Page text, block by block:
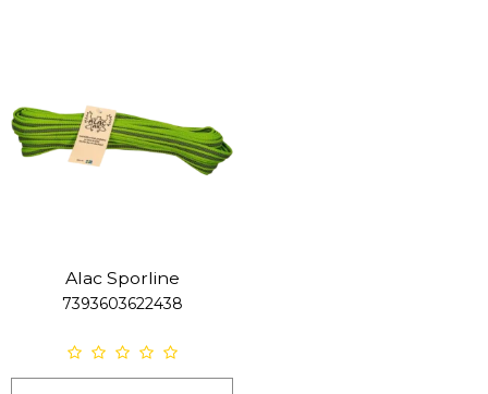
Alac Sporline
7393603622438